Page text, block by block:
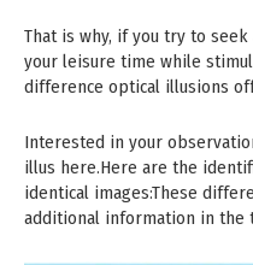
That is why, if you try to
your leisure time while
difference optical illusions
Interested in your
illus here.Here are the
identical images:These
additional information in the